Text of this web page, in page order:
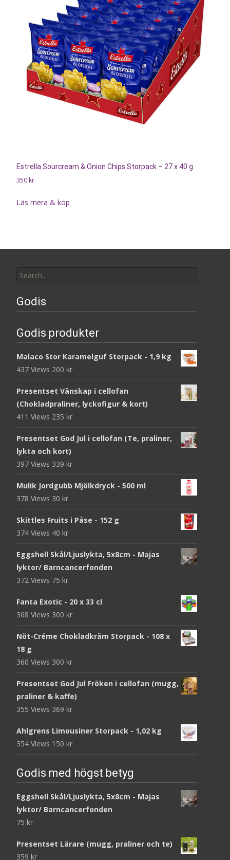
Estrella Sourcream & Onion Chips Storpack – 27 x 40 g
350 kr
Läs mera & köp
for:
Godis
Godis produkter
Malaco Stor Karamelguf Storpack - 1,9 kg
437 Views 200 kr
Presentset Vänskap i cellofan
(Chokladpraliner, lyckofigur & kort)
411 Views 235 kr
Presentset God Jul i cellofan (Te, praliner,
lykta och kort)
397 Views 339 kr
Mulik Jordgubb Mjölkdryck - 500 ml
378 Views 30 kr
Skittles Fruits i Påse - 152 g
374 Views 40 kr
Eggshell Skål/Ljuslykta, 5x8cm - Majas
lyktor/ Barncancerfonden
372 Views 75 kr
Fanta Exotic - 20 x 33 cl
368 Views 300 kr
Nöt-Créme Chokladkräm Storpack - 108 x
18 g
360 Views 300 kr
Presentset God Jul Fröken i cellofan (mugg,
praliner & kaffe)
355 Views 369 kr
Ahlgrens Limousiner Storpack - 1,02 kg
354 Views 150 kr
Godis med högst betyg
Eggshell Skål/Ljuslykta, 5x8cm - Majas
lyktor/ Barncancerfonden
75 kr
Presentset Lärare (mugg, praliner och te)
359 kr